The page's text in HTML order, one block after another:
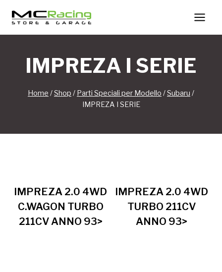
contenuto
IMPREZA I SERIE
Home /Shop / Parti Speciali per Modello /Subaru /
IMPREZA I SERIE
IMPREZA 2.0 4WD
C.WAGON TURBO
211CV ANNO 93>
IMPREZA 2.0 4WD
TURBO 211CV
ANNO 93>